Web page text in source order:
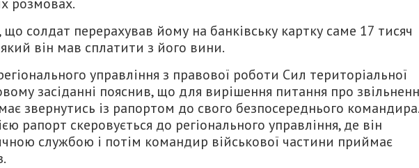
солдат перерахував йому на банківську картку саме 17 тисяч
він мав сплатити з його вини.
управління з правової роботи Сил територіальної
засіданні пояснив, що для вирішення питання про
звернутись із рапортом до свого безпосереднього командира.
рапорт скеровується до регіонального управління, де він
службою і потім командир військової частини приймає